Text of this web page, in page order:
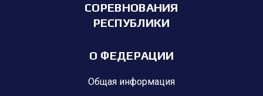
СОРЕВНОВАНИЯ
РЕСПУБЛИКИ
О ФЕДЕРАЦИИ
Общая информация